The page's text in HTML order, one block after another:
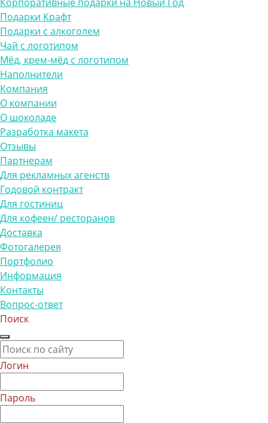
Подарки Крафт
Подарки с алкоголем
Чай с логотипом
Мёд, крем-мёд с логотипом
Наполнители
Компания
О компании
О шоколаде
Разработка макета
Отзывы
Партнерам
Для рекламных агенств
Годовой контракт
Для гостиниц
Для кофеен/ ресторанов
Доставка
Фотогалерея
Портфолио
Информация
Контакты
Вопрос-ответ
Поиск
Логин
Пароль